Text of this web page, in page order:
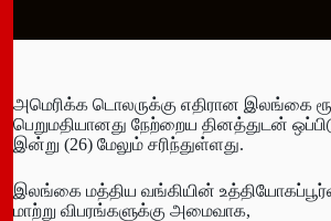
அமெரிக்க டொலருக்கு எதிரான இலங்கை
பெறுமதியானது நேற்றைய தினத்துடன்
இன்று (26) மேலும் சரிந்துள்ளது.
இலங்கை மத்திய வங்கியின்
மாற்று விபரங்களுக்கு அமைவாக,